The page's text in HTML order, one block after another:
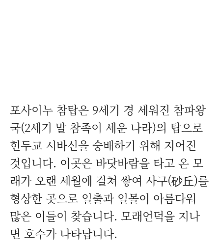
포사이누 참탑은 9세기 경 세워진 참파왕
국(2세기 말 참족이 세운 나라)의 탑으로
힌두교 시바신을 숭배하기 위해 지어진
것입니다. 이곳은 바닷바람을 타고 온 모
래가 오랜 세월에 걸쳐 쌓여 사구(砂丘)를
형상한 곳으로 일출과 일몰이 아름다워
많은 이들이 찾습니다. 모래언덕을 지나
면 호수가 나타납니다.